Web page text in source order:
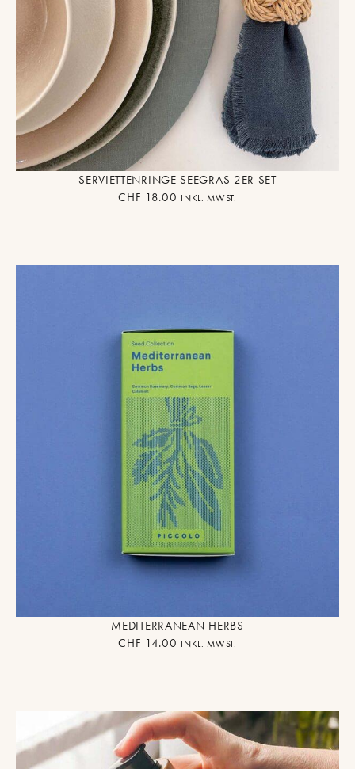
SERVIETTENRINGE SEEGRAS 2ER SET
CHF 18.00 INKL. MWST.
MEDITERRANEAN HERBS
CHF 14.00 INKL. MWST.